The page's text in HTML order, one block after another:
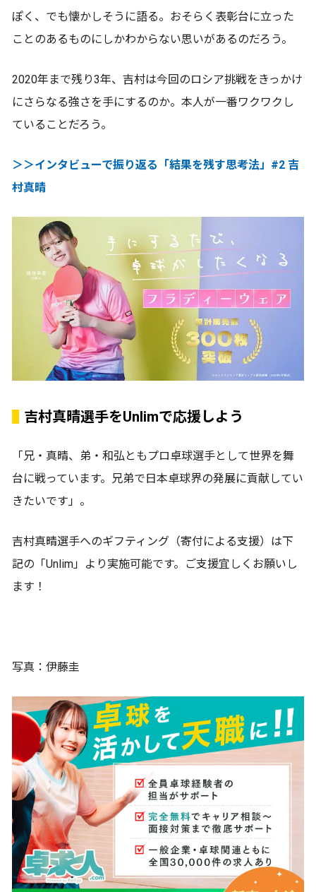
ぽく、でも懐かしそうに語る。おそらく表彰台に立った
ことのあるものにしかわからない思いがあるのだろう。
2020年まで残り3年、吉村は今回のロシア挑戦をきっかけ
にさらなる強さを手にするのか。本人が一番ワクワクし
ていることだろう。
＞＞インタビューで振り返る「結果を残す思考法」#2 吉
村真晴
吉村真晴選手をUnlimで応援しよう
「兄・真晴、弟・和弘ともプロ卓球選手として世界を舞
台に戦っています。兄弟で日本卓球界の発展に貢献してい
きたいです」。
吉村真晴選手へのギフティング（寄付による支援）は下
記の「Unlim」より実施可能です。ご支援宜しくお願いし
ます！
写真：伊藤圭